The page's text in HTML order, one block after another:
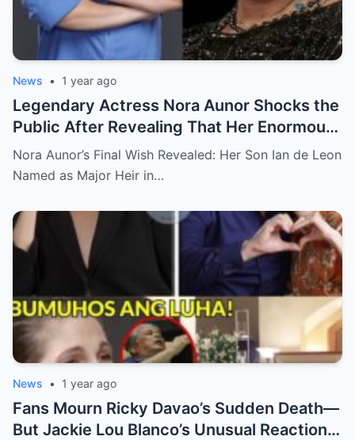
News • 1 year ago
Legendary Actress Nora Aunor Shocks the
Public After Revealing That Her Enormous
Wealth Will Go Entirely to Ian de Leon —
Here’s the Heartbreaking Reason Behind
Nora Aunor’s Final Wish Revealed: Her Son Ian de Leon
Named as Major Heir in…
News • 1 year ago
Fans Mourn Ricky Davao’s Sudden Death—
But Jackie Lou Blanco’s Unusual Reaction